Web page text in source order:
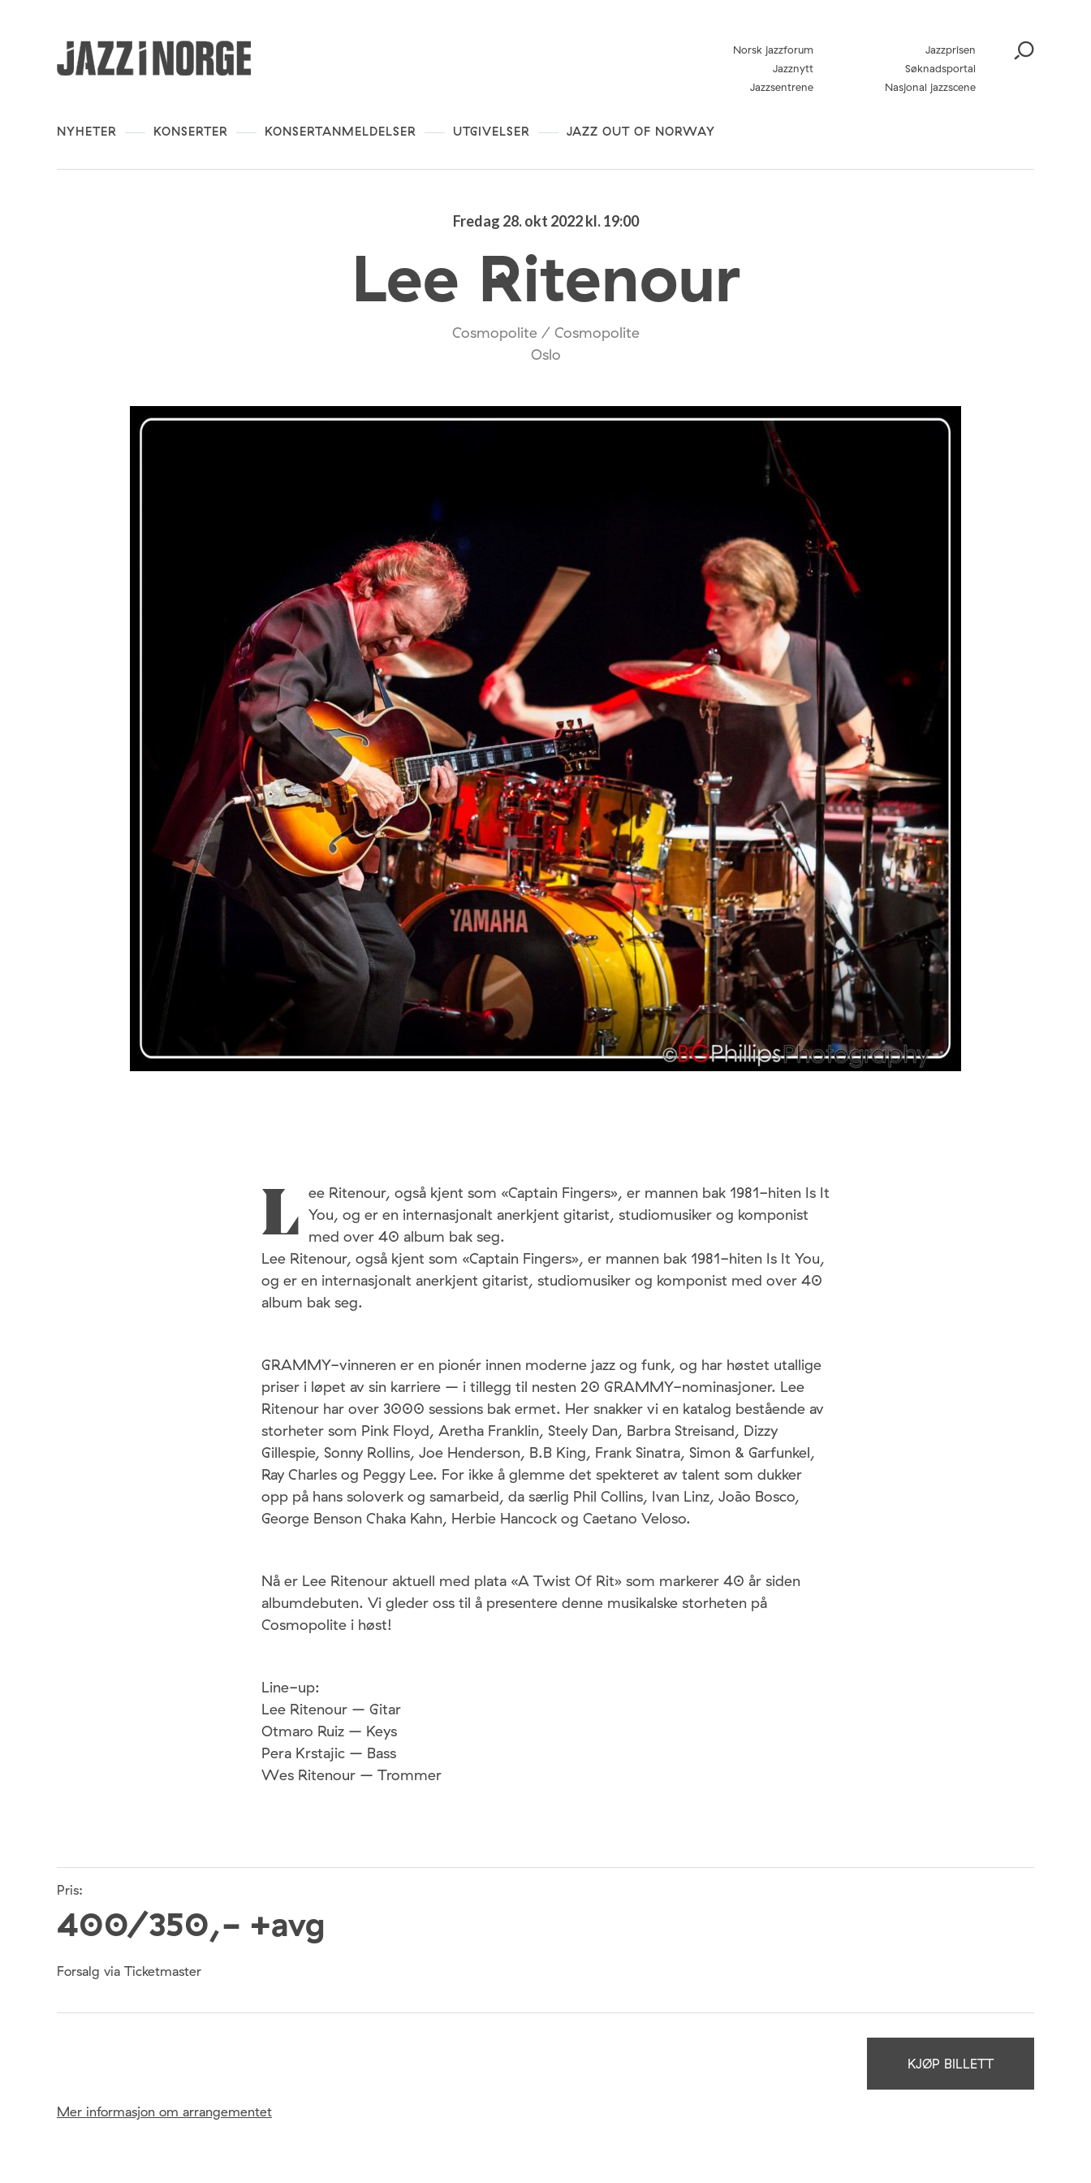
NYHETER KONSERTER KONSERTANMELDELSER UTGIVELSER JAZZ OUT OF NORWAY
Norsk jazzforum
Jazzprisen
Jazznytt
Søknadsportal
Jazzsentrene
Nasjonal jazzscene
Fredag 28. okt 2022 kl. 19:00
Lee Ritenour
Cosmopolite / Cosmopolite
Oslo
L ee Ritenour, også kjent som «Captain Fingers», er mannen bak 1981-hiten Is It
You, og er en internasjonalt anerkjent gitarist, studiomusiker og komponist
med over 40 album bak seg.
Lee Ritenour, også kjent som «Captain Fingers», er mannen bak 1981-hiten Is It You,
og er en internasjonalt anerkjent gitarist, studiomusiker og komponist med over 40
album bak seg.
GRAMMY-vinneren er en pionér innen moderne jazz og funk, og har høstet utallige
priser i løpet av sin karriere – i tillegg til nesten 20 GRAMMY-nominasjoner. Lee
Ritenour har over 3000 sessions bak ermet. Her snakker vi en katalog bestående av
storheter som Pink Floyd, Aretha Franklin, Steely Dan, Barbra Streisand, Dizzy
Gillespie, Sonny Rollins, Joe Henderson, B.B King, Frank Sinatra, Simon & Garfunkel,
Ray Charles og Peggy Lee. For ikke å glemme det spekteret av talent som dukker
opp på hans soloverk og samarbeid, da særlig Phil Collins, Ivan Linz, João Bosco,
George Benson Chaka Kahn, Herbie Hancock og Caetano Veloso.
Nå er Lee Ritenour aktuell med plata «A Twist Of Rit» som markerer 40 år siden
albumdebuten. Vi gleder oss til å presentere denne musikalske storheten på
Cosmopolite i høst!
Line-up:
Lee Ritenour – Gitar
Otmaro Ruiz – Keys
Pera Krstajic – Bass
Wes Ritenour – Trommer
Pris:
400/350,- +avg
Forsalg via Ticketmaster
KJØP BILLETT
Mer informasjon om arrangementet